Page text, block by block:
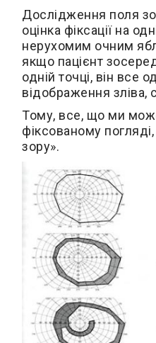
Дослідження поля
оцінка фіксації на
нерухомим очним
якщо пацієнт
одній точці, він все
відображення зліва,
Тому, все, що ми
фіксованому
зору».